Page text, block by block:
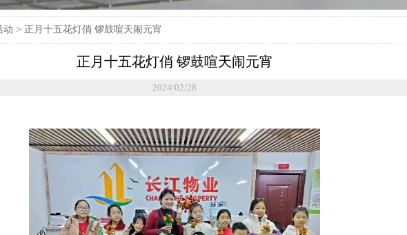
动 > 正月十五花灯俏 锣鼓喧天闹元宵
正月十五花灯俏 锣鼓喧天闹元宵
2024/02/28